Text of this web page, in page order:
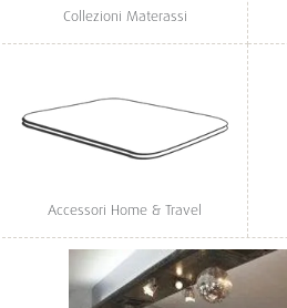
Collezioni Materassi
Accessori Home & Travel